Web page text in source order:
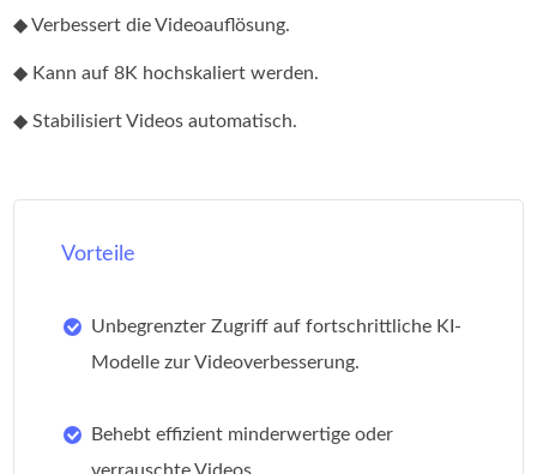
◆ Verbessert die Videoauflösung.
◆ Kann auf 8K hochskaliert werden.
◆ Stabilisiert Videos automatisch.
Vorteile
Unbegrenzter Zugriff auf fortschrittliche KI-
Modelle zur Videoverbesserung.
Behebt effizient minderwertige oder
verrauschte Videos.